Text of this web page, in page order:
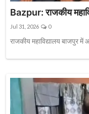
Bazpur: राजकीय
Jul 31, 2026 0
राजकीय महाविद्यालय बाजपुर